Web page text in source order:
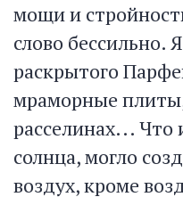
мощи и
слово бессильно.
раскрытого
мраморные
расселинах... Что
солнца, могло
воздух, кроме